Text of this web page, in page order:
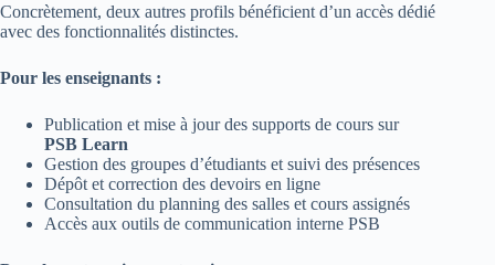
Concrètement, deux autres profils bénéficient d’un accès dédié
avec des fonctionnalités distinctes.
Pour les enseignants :
Publication et mise à jour des supports de cours sur
PSB Learn
Gestion des groupes d’étudiants et suivi des présences
Dépôt et correction des devoirs en ligne
Consultation du planning des salles et cours assignés
Accès aux outils de communication interne PSB